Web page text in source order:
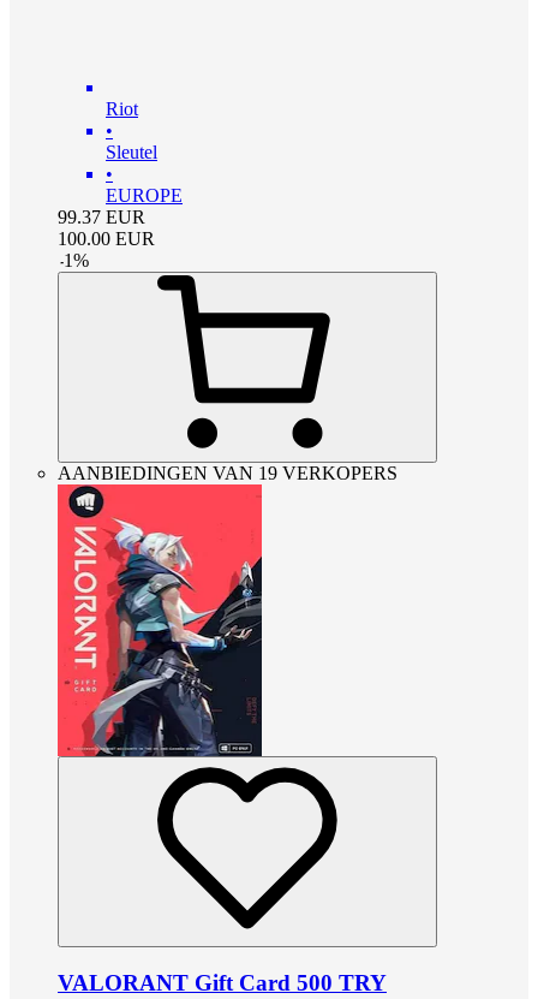
Riot
•
Sleutel
•
EUROPE
99.37 EUR
100.00 EUR
-1%
AANBIEDINGEN VAN 19 VERKOPERS
VALORANT Gift Card 500 TRY